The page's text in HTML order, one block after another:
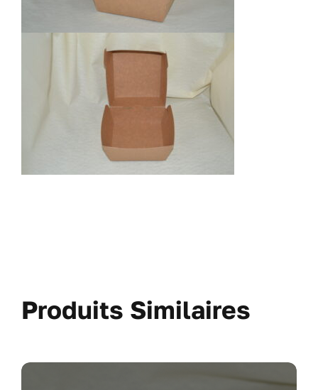
Produits Similaires